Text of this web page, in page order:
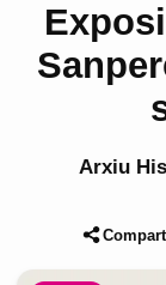
Arxiu